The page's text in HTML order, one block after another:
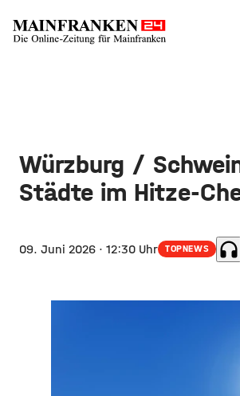
Würzburg /
Städte im Hitze-
09. Juni 2026 · 12:30 Uhr TOPNEWS headphones